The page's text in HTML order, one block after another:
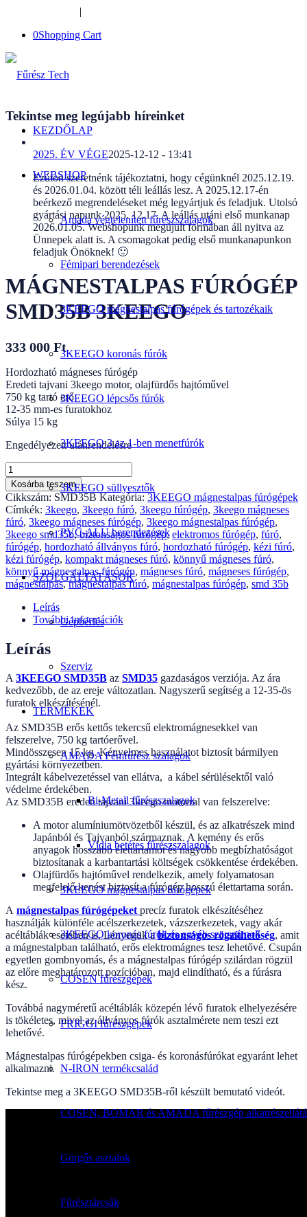
|
0Shopping Cart
KEZDŐLAP
WEBSHOP
Amada végtelenített fűrészszalagok
Fémipari berendezések
3KEEGO mágnestalpas fúrógépek és tartozékaik
3KEEGO koronás fúrók
3KEEGO lépcsős fúrók
3KEEGO 3 az 1-ben menetfúrók
3KEEGO süllyesztők
PVC-ALU berendezések
SZOLGÁLTATÁSOK
Gépbérlés
Szerviz
TERMÉKEK
AMADA Fémfűrész szalagok
Bi-Metall fűrészszalagok
Vídia betétes fűrészszalagok
3KEEGO mágnestalpas fúrógépek
3KEEGO koronás fúrók és egyéb szerszámok
COSEN fűrészgépek
FRIGGI fűrészgépek
N-IRON termékcsalád
COSEN, BOMAR és AMADA fűrészgép
Görgős asztalok
Fűrésztárcsák
Tekintse meg legújabb híreinket
2025. ÉV VÉGE2025-12-12 - 13:41
Ezúton szeretnénk tájékoztatni, hogy cégünknél 2025.12.19.
és 2026.01.04. között téli leállás lesz. A 2025.12.17-én
beérkező megrendeléseket még legyártjuk és feladjuk. Utolsó
gyártási napunk 2025. 12.17. A leállás utáni első munkanap
2026.01.05. Webshopunk megújult formában áll nyitva az
Ünnepek alatt is. A csomagokat pedig első munkanapunkon
feladjuk Önöknek! 🙂
MÁGNESTALPAS FÚRÓGÉP
SMD35B 3KEEGO
333 000 Ft
Hordozható mágneses fúrógép
Eredeti tajvani 3keego motor, olajfürdős hajtóművel
750 kg tartó erő
12-35 mm-es furatokhoz
Súlya 15 kg
Engedélyezett utánrendelésre
MÁGNESTALPAS
FÚRÓGÉP
SMD35B
3KEEGO
mennyiség
Kosárba teszem
Cikkszám: SMD35B Kategória: 3KEEGO mágnestalpas fúrógépek
Címkék: 3keego, 3keego fúró, 3keego fúrógép, 3keego mágneses
fúró, 3keego mágneses fúrógép, 3keego mágnestalpas fúrógép,
3keego smd35b,biztonságos fúrógép,elektromos fúrógép, fúró,
fúrógép, hordozható állványos fúró, hordozható fúrógép, kézi fúró,
kézi fúrógép, kompakt mágneses fúró, könnyű mágneses fúró,
könnyű mágnestalpas fúrógép, mágneses fúró, mágneses fúrógép,
mágnestalpas,mágnestalpas fúró, mágnestalpas fúrógép, smd 35b
Leírás
További információk
Leírás
A 3KEEGO SMD35B az SMD35 gazdaságos verziója. Az ára
kedvezőbb, de az ereje változatlan. Nagyszerű segítség a 12-35-ös
furatok elkészítésénél.
Az SMD35B erős kettős tekercsű elektromágnesekkel van
felszerelve, 750 kg tartóerővel.
Mindösszesen 15 kg. Kényelmes használatot biztosít bármilyen
gyártási környezetben.
Integrált kábelvezetéssel van ellátva, a kábel sérülésektől való
védelme érdekében.
Az SMD35B eredeti tajvani 3keego motorral van felszerelve:
A motor alumíniumötvözetből készül, és az alkatrészek mind
Japánból és Tajvanból származnak. A kemény és erős
anyagok hosszabb élettartamot és nagyobb megbízhatóságot
biztosítanak a karbantartási költségek csökkentése érdekében.
Olajfürdős hajtóművel rendelkezik, amely folyamatosan
megfelelő kenést biztosít a fúrógép hosszú élettartama során.
A mágnestalpas fúrógépeket precíz furatok elkészítéséhez
használják különféle acélszerkezetek, vázszerkezetek, vagy akár
acéltáblák esetében is. Lényegük abiztonságos rögzíthetőség, amit
a mágnestalpban található, erős elektromágnes tesz lehetővé. Csupán
egyetlen gombnyomás, és a mágnestalpas fúrógép szilárdan rögzül
az előre meghatározott pozícióban, majd elindítható, és a fúrásra
kész.
Továbbá nagyméretű acéltáblák közepén lévő furatok elhelyezésére
is tökéletes, mivel az állványos fúrók asztalmérete nem teszi ezt
lehetővé.
Mágnestalpas fúrógépekben csiga- és koronásfúrókat egyaránt lehet
alkalmazni.
Tekintse meg a 3KEEGO SMD35B-ről készült bemutató videót.